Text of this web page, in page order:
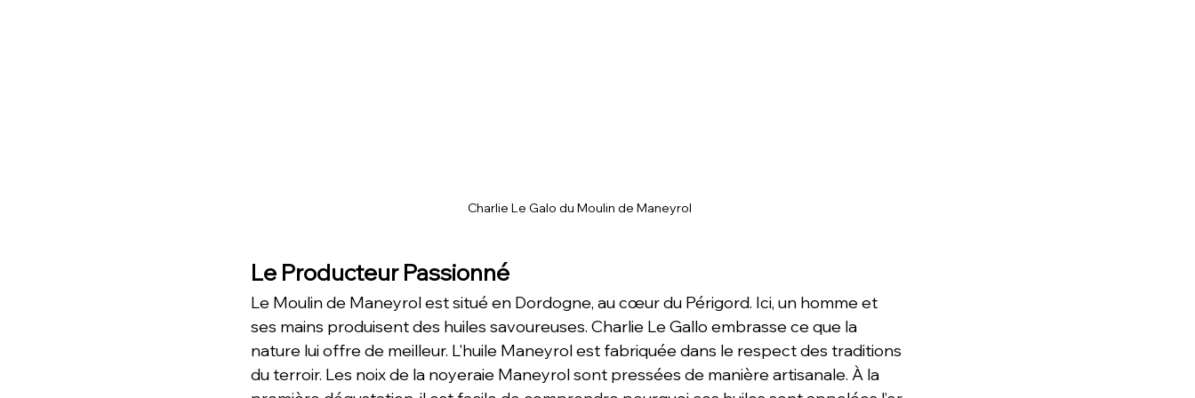
Charlie Le Galo du Moulin de Maneyrol
Le Producteur Passionné
Le Moulin de Maneyrol est situé en Dordogne, au cœur du Périgord. Ici, un homme et
ses mains produisent des huiles savoureuses. Charlie Le Gallo embrasse ce que la
nature lui offre de meilleur. L'huile Maneyrol est fabriquée dans le respect des traditions
du terroir. Les noix de la noyeraie Maneyrol sont pressées de manière artisanale. À la